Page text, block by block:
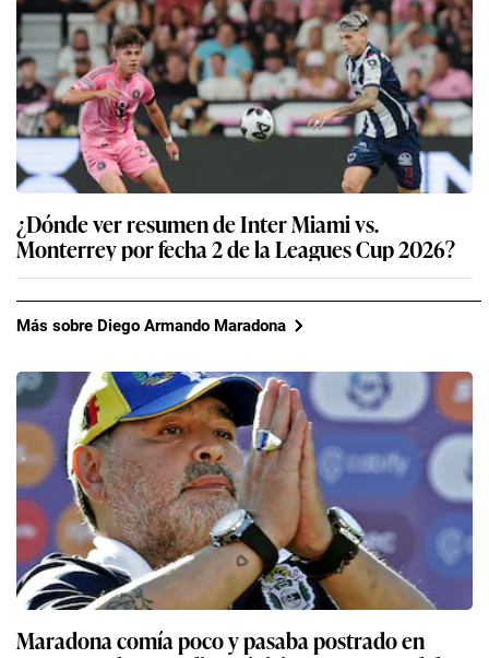
¿Dónde ver resumen de Inter Miami vs.
Monterrey por fecha 2 de la Leagues Cup 2026?
Más sobre Diego Armando Maradona
Maradona comía poco y pasaba postrado en